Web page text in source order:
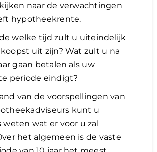
naar de verwachtingen
hypotheekrente.
welke tijd zult u uiteindelijk
uit zijn? Wat zult u na
gaan betalen als uw
periode eindigt?
van de voorspellingen van
kunt u
weten wat er voor u zal
het algemeen is de vaste